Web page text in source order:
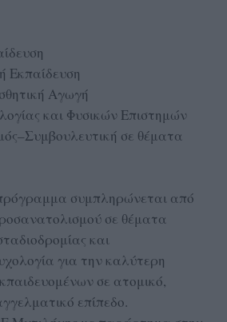
Εκπαίδευση
Αγωγή
και Φυσικών Επιστημών
σε θέματα
συμπληρώνεται από
σε θέματα
και
για την καλύτερη
σε ατομικό,
επίπεδο.